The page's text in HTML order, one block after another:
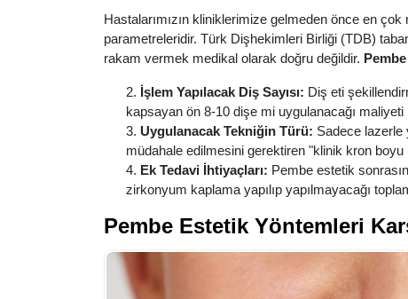
Hastalarımızın kliniklerimize gelmeden önce en
parametreleridir. Türk Dişhekimleri Birliği (TDB)
rakam vermek medikal olarak doğru değildir.
İşlem Yapılacak Diş Sayısı: Diş eti
kapsayan ön 8-10 dişe mi uygulanacağı maliyeti
Uygulanacak Tekniğin Türü: Sadece
müdahale edilmesini gerektiren "klinik kron
Ek Tedavi İhtiyaçları: Pembe estetik
zirkonyum kaplama yapılıp yapılmayacağı
Pembe Estetik Yöntemleri